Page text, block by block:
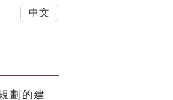
劃的建